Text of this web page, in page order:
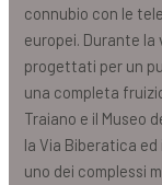
connubio con le
europei. Durante
progettati per un
una completa
Traiano e il Museo
la Via Biberatica
uno dei complessi